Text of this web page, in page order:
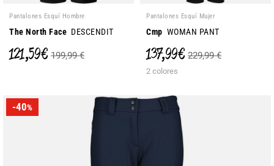
Pantalones Esquí Hombre
The North Face DESCENDIT
121,59 € 199,99 €
Pantalones Esquí Mujer
Cmp WOMAN PANT
137,99 € 229,99 €
2 colores
-40%